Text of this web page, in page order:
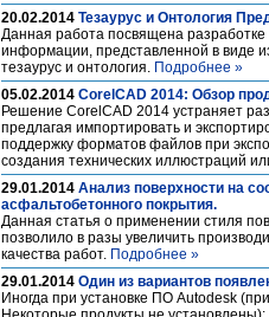
20.02.2014 Тезаурус и Онтология
Данная работа посвящена
информации, представленной в виде
тезаурус и онтология. Подробнее »
05.02.2014 CorelCAD 2014: Обзор
Решение CorelCAD 2014 устраняет
предлагая импортировать и
поддержку форматов файлов при
создания технических иллюстраций
29.01.2014 Анализ поверхности на
асфальтобетонного покрытия.
Данная статья о применении стиля
позволило в разы увеличить
качества работ. Подробнее »
29.01.2014 Один из вариантов
Иногда при установке ПО Autodesk